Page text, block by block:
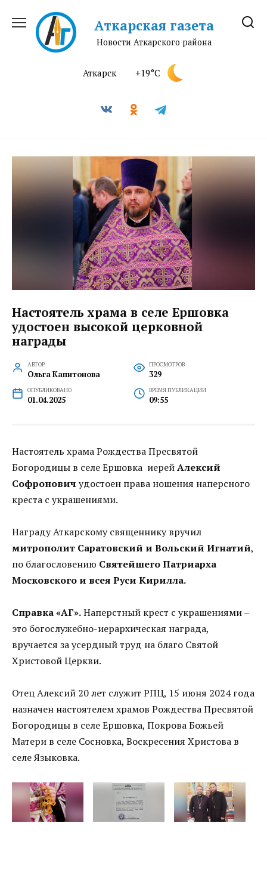
содержанию
Аткарская газета
Новости Аткарского района
Аткарск +19°C
Настоятель храма в селе Ершовка
удостоен высокой церковной
награды
АВТОР
Ольга Капитонова
ПРОСМОТРОВ
329
ОПУБЛИКОВАНО
01.04.2025
ВРЕМЯ ПУБЛИКАЦИИ
09:55
Настоятель храма Рождества Пресвятой
Богородицы в селе Ершовка иерейАлексий
Софронович удостоен права ношения наперсного
креста с украшениями.
Награду Аткарскому священнику вручил
митрополит Саратовский и Вольский Игнатий,
по благословению Святейшего Патриарха
Московского и всея Руси Кирилла.
Справка «АГ».Наперстный крест с украшениями –
это богослужебно-иерархическая награда,
вручается за усердный труд на благо Святой
Христовой Церкви.
Отец Алексий 20 лет служит РПЦ, 15 июня 2024 года
назначен настоятелем храмов Рождества Пресвятой
Богородицы в селе Ершовка, Покрова Божьей
Матери в селе Сосновка, Воскресения Христова в
селе Языковка.